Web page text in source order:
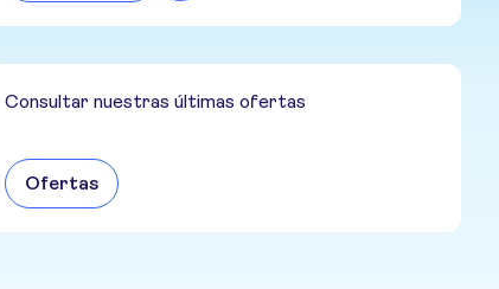
Consultar nuestras últimas ofertas
Ofertas